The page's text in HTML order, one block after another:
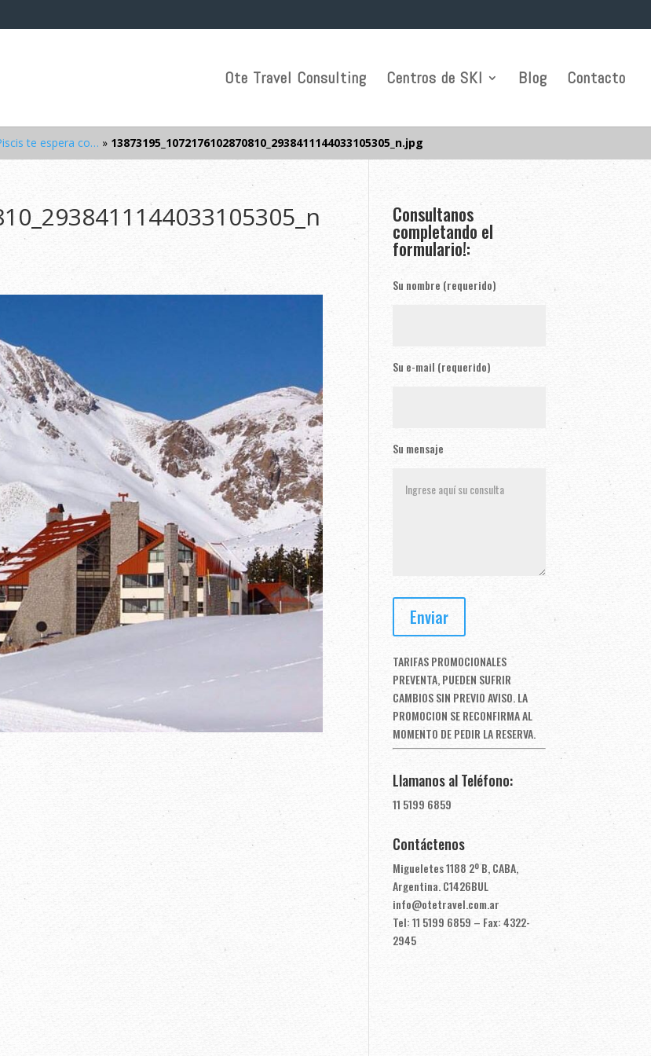
Ote Travel Consulting Centros de SKI Blog Contacto
te espera co… » 13873195_1072176102870810_2938411144033105305_n.jpg
Consultanos
completando el
formulario!:
Su nombre (requerido)
Su e-mail (requerido)
Su mensaje
TARIFAS PROMOCIONALES
PREVENTA, PUEDEN SUFRIR
CAMBIOS SIN PREVIO AVISO. LA
PROMOCION SE RECONFIRMA AL
MOMENTO DE PEDIR LA RESERVA.
Llamanos al Teléfono:
11 5199 6859
Contáctenos
Migueletes 1188 2º B, CABA,
Argentina. C1426BUL
info@otetravel.com.ar
Tel: 11 5199 6859 – Fax: 4322-
2945